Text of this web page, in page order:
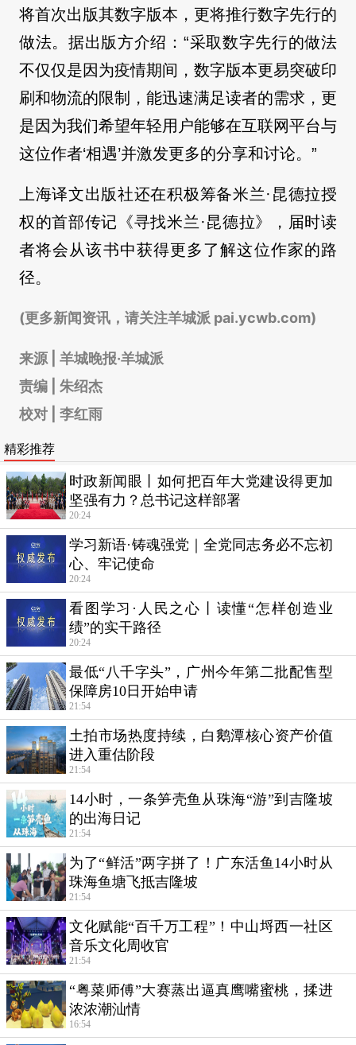
将首次出版其数字版本，更将推行数字先行的
做法。据出版方介绍：“采取数字先行的做法
不仅仅是因为疫情期间，数字版本更易突破印
刷和物流的限制，能迅速满足读者的需求，更
是因为我们希望年轻用户能够在互联网平台与
这位作者‘相遇’并激发更多的分享和讨论。”
上海译文出版社还在积极筹备米兰·昆德拉授
权的首部传记《寻找米兰·昆德拉》，届时读
者将会从该书中获得更多了解这位作家的路
径。
(更多新闻资讯，请关注羊城派 pai.ycwb.com)
来源 | 羊城晚报·羊城派
责编 | 朱绍杰
校对 | 李红雨
精彩推荐